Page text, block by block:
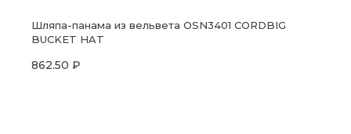
Шляпа-панама из вельвета OSN3401 CORDBIG
BUCKET HAT
862.50 ₽